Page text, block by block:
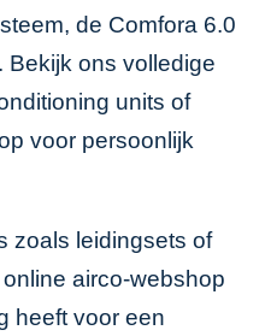
de Comfora 6.0
Bekijk ons volledige
units of
voor persoonlijk
zoals leidingsets of
online airco-webshop
heeft voor een